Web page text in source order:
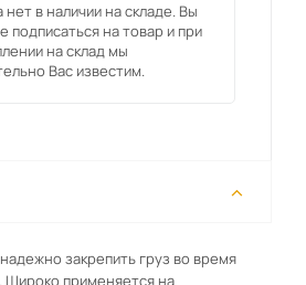
нет в наличии на складе. Вы
подписаться на товар и при
на склад мы
Вас известим.
закрепить груз во время
Широко применяется на